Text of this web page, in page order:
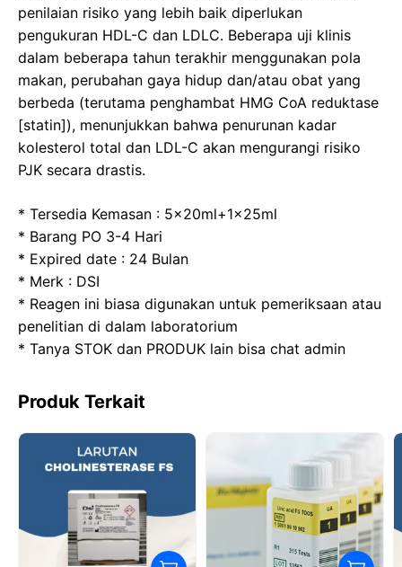
penilaian risiko yang lebih baik diperlukan
pengukuran HDL-C dan LDLC. Beberapa uji klinis
dalam beberapa tahun terakhir menggunakan pola
makan, perubahan gaya hidup dan/atau obat yang
berbeda (terutama penghambat HMG CoA reduktase
[statin]), menunjukkan bahwa penurunan kadar
kolesterol total dan LDL-C akan mengurangi risiko
PJK secara drastis.
* Tersedia Kemasan : 5x20ml+1x25ml
* Barang PO 3-4 Hari
* Expired date : 24 Bulan
* Merk : DSI
* Reagen ini biasa digunakan untuk pemeriksaan atau
penelitian di dalam laboratorium
* Tanya STOK dan PRODUK lain bisa chat admin
Produk Terkait